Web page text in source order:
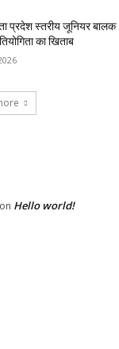
प्रदेश स्तरीय जूनियर बालक
का खिताब
on Hello world!